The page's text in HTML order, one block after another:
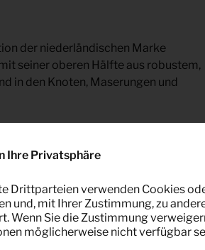
der niederländischen Marke
seiner oberen Hälfte aus robustem,
in den Knoten, Maserungen und
Keypro Möbelverleih.
Ihre Privatsphäre
Drittparteien verwenden Cookies
und, mit Ihrer Zustimmung, zu
Wenn Sie die Zustimmung
möglicherweise nicht verfügbar